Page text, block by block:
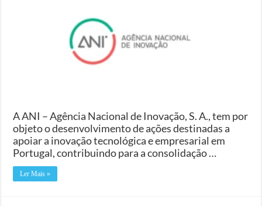
A ANI – Agência Nacional de Inovação, S. A., tem por
objeto o desenvolvimento de ações destinadas a
apoiar a inovação tecnológica e empresarial em
Portugal, contribuindo para a consolidação …
Ler Mais »